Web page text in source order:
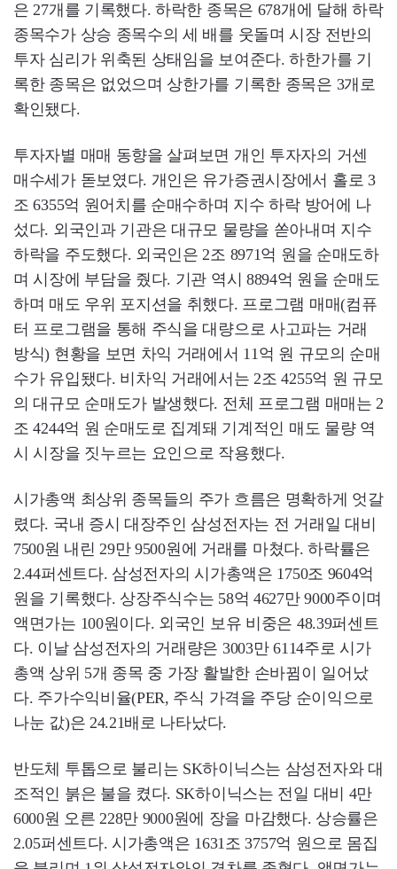
은 27개를 기록했다. 하락한 종목은 678개에 달해 하락
종목수가 상승 종목수의 세 배를 웃돌며 시장 전반의
투자 심리가 위축된 상태임을 보여준다. 하한가를 기
록한 종목은 없었으며 상한가를 기록한 종목은 3개로
확인됐다.
투자자별 매매 동향을 살펴보면 개인 투자자의 거센
매수세가 돋보였다. 개인은 유가증권시장에서 홀로 3
조 6355억 원어치를 순매수하며 지수 하락 방어에 나
섰다. 외국인과 기관은 대규모 물량을 쏟아내며 지수
하락을 주도했다. 외국인은 2조 8971억 원을 순매도하
며 시장에 부담을 줬다. 기관 역시 8894억 원을 순매도
하며 매도 우위 포지션을 취했다. 프로그램 매매(컴퓨
터 프로그램을 통해 주식을 대량으로 사고파는 거래
방식) 현황을 보면 차익 거래에서 11억 원 규모의 순매
수가 유입됐다. 비차익 거래에서는 2조 4255억 원 규모
의 대규모 순매도가 발생했다. 전체 프로그램 매매는 2
조 4244억 원 순매도로 집계돼 기계적인 매도 물량 역
시 시장을 짓누르는 요인으로 작용했다.
시가총액 최상위 종목들의 주가 흐름은 명확하게 엇갈
렸다. 국내 증시 대장주인 삼성전자는 전 거래일 대비
7500원 내린 29만 9500원에 거래를 마쳤다. 하락률은
2.44퍼센트다. 삼성전자의 시가총액은 1750조 9604억
원을 기록했다. 상장주식수는 58억 4627만 9000주이며
액면가는 100원이다. 외국인 보유 비중은 48.39퍼센트
다. 이날 삼성전자의 거래량은 3003만 6114주로 시가
총액 상위 5개 종목 중 가장 활발한 손바뀜이 일어났
다. 주가수익비율(PER, 주식 가격을 주당 순이익으로
나눈 값)은 24.21배로 나타났다.
반도체 투톱으로 불리는 SK하이닉스는 삼성전자와 대
조적인 붉은 불을 켰다. SK하이닉스는 전일 대비 4만
6000원 오른 228만 9000원에 장을 마감했다. 상승률은
2.05퍼센트다. 시가총액은 1631조 3757억 원으로 몸집